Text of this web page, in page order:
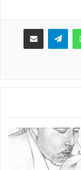
واتسابتيلقرام مشاركة عبر البريد